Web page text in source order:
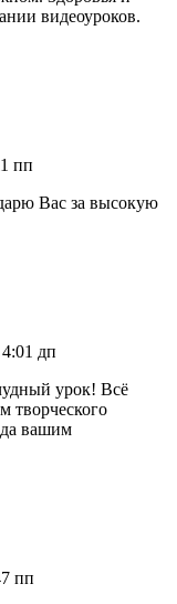
видеоуроков.
пп
Вас за высокую
дп
урок! Всё
творческого
вашим
пп